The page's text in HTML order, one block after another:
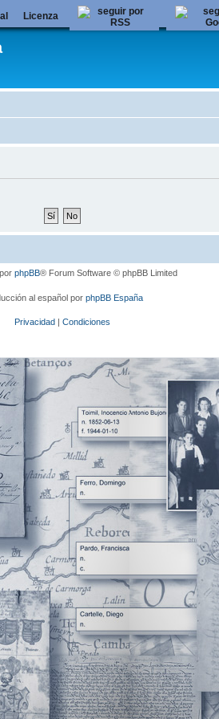
Licenza
phpBB® Forum Software © phpBB Limited
al español por phpBB España
Privacidad | Condiciones